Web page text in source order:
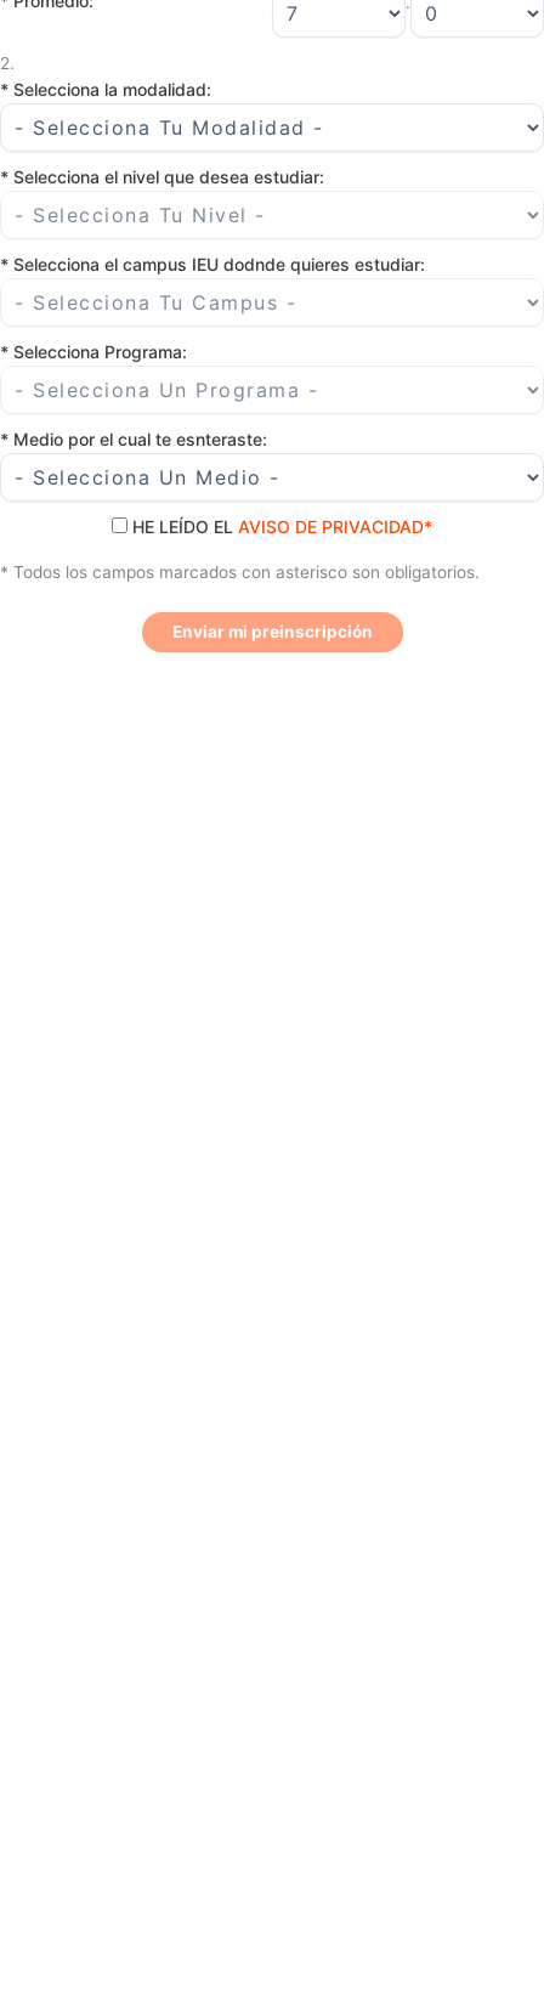
2.
* Selecciona la modalidad:
* Selecciona el nivel que desea estudiar:
* Selecciona el campus IEU dodnde quieres estudiar:
* Selecciona Programa:
* Medio por el cual te esnteraste:
HE LEÍDO EL AVISO DE PRIVACIDAD*
* Todos los campos marcados con asterisco son obligatorios.
Enviar mi preinscripción